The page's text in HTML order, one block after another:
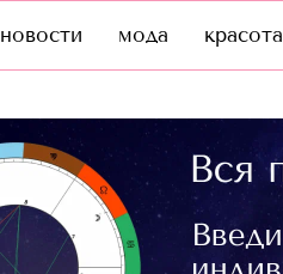
новости мода красота